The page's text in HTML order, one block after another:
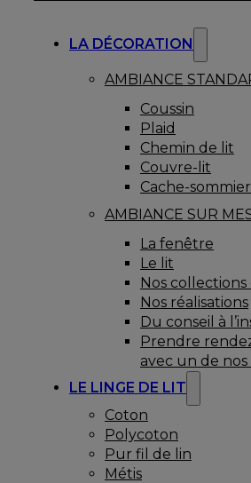
LA DÉCORATION
AMBIANCE
Coussin
Plaid
Chemin de lit
Couvre-lit
Cache-sommier
AMBIANCE SUR
La fenêtre
Le lit
Nos collections
Nos réalisations
Du conseil à
Prendre
avec un de
LE LINGE DE LIT
Coton
Polycoton
Pur fil de lin
Métis